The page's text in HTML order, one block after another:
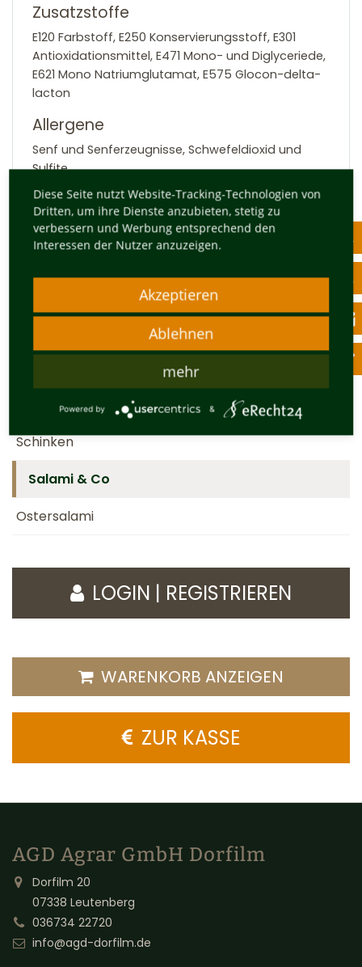
Zusatzstoffe
E120 Farbstoff, E250 Konservierungsstoff, E301
Antioxidationsmittel, E471 Mono- und Diglyceriede,
E621 Mono Natriumglutamat, E575 Glocon-delta-
lacton
Allergene
Senf und Senferzeugnisse, Schwefeldioxid und
Sulfite
Zurück
Kategorien
Dorfilmer Bratwurst
Rohwurst
Schinken
Salami & Co
Ostersalami
LOGIN | REGISTRIEREN
WARENKORB ANZEIGEN
ZUR KASSE
AGD Agrar GmbH Dorfilm
Dorfilm 20
07338 Leutenberg
036734 22720
info@agd-dorfilm.de
Diese Seite nutzt Website-Tracking-Technologien von
Dritten, um ihre Dienste anzubieten, stetig zu
verbessern und Werbung entsprechend den
Interessen der Nutzer anzuzeigen.
Akzeptieren
Ablehnen
mehr
Powered by &